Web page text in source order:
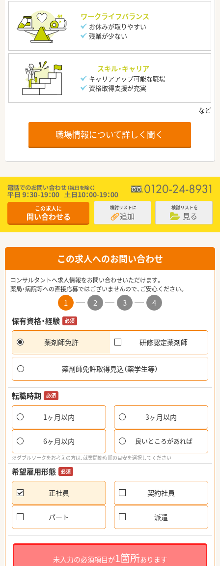
ワークライフバランス
お休みが取りやすい
残業が少ない
スキル・キャリア
キャリアアップ可能な職場
資格取得支援が充実
職場情報について詳しく聞く
この求人に
問い合わせる
検討リストに
追加
検討リストを
見る
この求人へのお問い合わせ
コンサルタントへ求人情報をお問い合わせいただけます。
薬局・病院等への直接応募ではございませんので、ご安心ください。
1 2 3
4
保有資格・経験
必須
薬剤師免許 研修認定薬剤師
薬剤師免許取得見込（薬学生等）
転職時期 必須
1ヶ月以内 3ヶ月以内
6ヶ月以内 良いところがあれば
※ダブルワークをお考えの方は、就業開始時期の目安を選択してください
希望雇用形態 必須
正社員 契約社員
パート 派遣
未入力の必須項目が1箇所あります